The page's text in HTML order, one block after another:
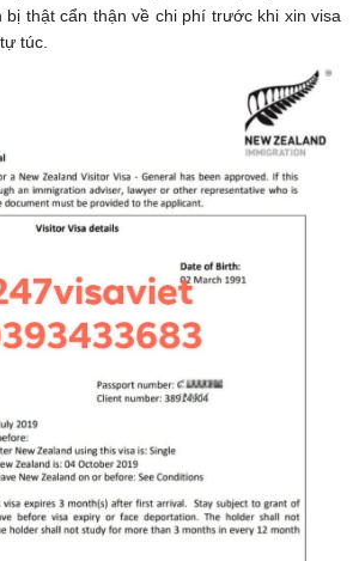
bị thật cẩn thận về chi phí trước khi xin visa
túc.